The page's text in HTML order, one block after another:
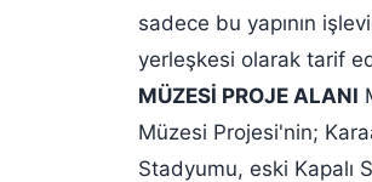
sadece bu yapının
yerleşkesi olarak tarif
MÜZESİ PROJE ALANI
Müzesi Projesi'nin;
Stadyumu, eski Kapalı